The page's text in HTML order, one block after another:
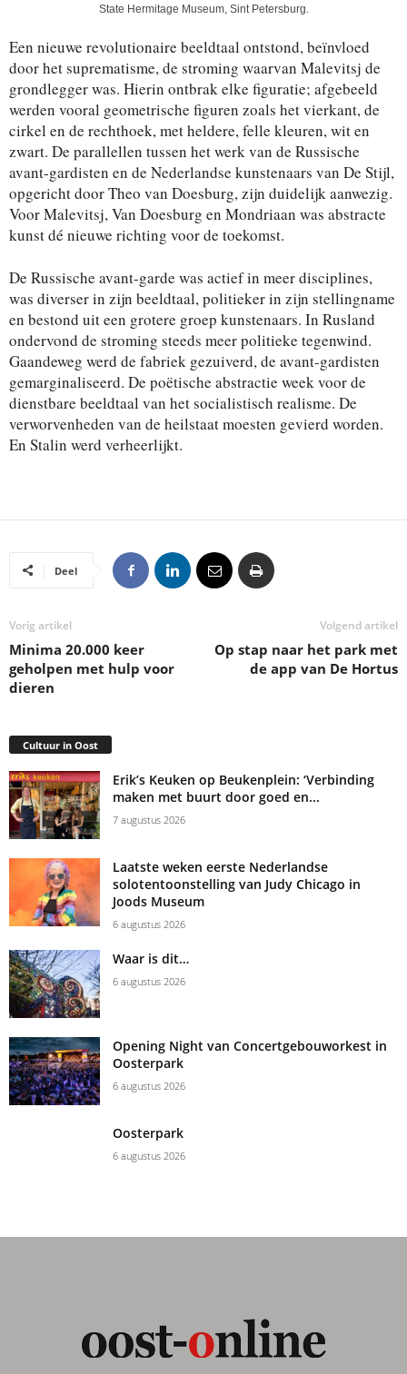
State Hermitage Museum, Sint Petersburg.
Een nieuwe revolutionaire beeldtaal ontstond, beïnvloed
door het suprematisme, de stroming waarvan Malevitsj de
grondlegger was. Hierin ontbrak elke figuratie; afgebeeld
werden vooral geometrische figuren zoals het vierkant, de
cirkel en de rechthoek, met heldere, felle kleuren, wit en
zwart. De parallellen tussen het werk van de Russische
avant-gardisten en de Nederlandse kunstenaars van De Stijl,
opgericht door Theo van Doesburg, zijn duidelijk aanwezig.
Voor Malevitsj, Van Doesburg en Mondriaan was abstracte
kunst dé nieuwe richting voor de toekomst.
De Russische avant-garde was actief in meer disciplines,
was diverser in zijn beeldtaal, politieker in zijn stellingname
en bestond uit een grotere groep kunstenaars. In Rusland
ondervond de stroming steeds meer politieke tegenwind.
Gaandeweg werd de fabriek gezuiverd, de avant-gardisten
gemarginaliseerd. De poëtische abstractie week voor de
dienstbare beeldtaal van het socialistisch realisme. De
verworvenheden van de heilstaat moesten gevierd worden.
En Stalin werd verheerlijkt.
Deel
Vorig artikel
Minima 20.000 keer
geholpen met hulp voor
dieren
Volgend artikel
Op stap naar het park met
de app van De Hortus
Cultuur in Oost
Erik’s Keuken op Beukenplein: ‘Verbinding
maken met buurt door goed en...
7 augustus 2026
Laatste weken eerste Nederlandse
solotentoonstelling van Judy Chicago in
Joods Museum
6 augustus 2026
Waar is dit…
6 augustus 2026
Opening Night van Concertgebouworkest in
Oosterpark
6 augustus 2026
Oosterpark
6 augustus 2026